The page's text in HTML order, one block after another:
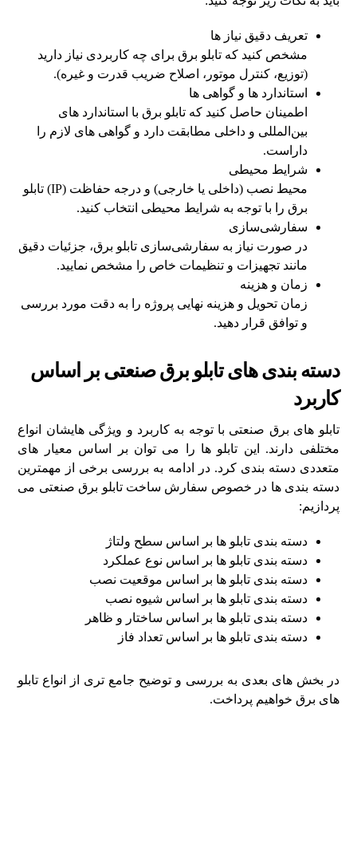
تعریف دقیق نیاز ها
مشخص کنید که تابلو برق برای چه کاربردی نیاز دارید
(توزیع، کنترل موتور، اصلاح ضریب قدرت و غیره).
استاندارد ها و گواهی ‌ها
اطمینان حاصل کنید که تابلو برق با استاندارد های
بین‌المللی و داخلی مطابقت دارد و گواهی ‌های لازم را
داراست.
شرایط محیطی
محیط نصب (داخلی یا خارجی) و درجه حفاظت (IP) تابلو
برق را با توجه به شرایط محیطی انتخاب کنید.
سفارشی‌سازی
در صورت نیاز به سفارشی‌سازی تابلو برق، جزئیات دقیق
مانند تجهیزات و تنظیمات خاص را مشخص نمایید.
زمان و هزینه
زمان تحویل و هزینه نهایی پروژه را به دقت مورد بررسی
و توافق قرار دهید.
دسته‌ بندی‌ های تابلو برق صنعتی بر اساس
کاربرد
تابلو های برق صنعتی با توجه به کاربرد و ویژگی ‌هایشان انواع
مختلفی دارند. این تابلو ها را می ‌توان بر اساس معیار های
متعددی دسته‌ بندی کرد. در ادامه به بررسی برخی از مهمترین
دسته‌ بندی ‌ها در خصوص سفارش ساخت تابلو برق صنعتی می‌
پردازیم:
دسته‌ بندی تابلو ها بر اساس سطح ولتاژ
دسته‌ بندی تابلو ها بر اساس نوع عملکرد
دسته‌ بندی تابلو ها بر اساس موقعیت نصب
دسته‌ بندی تابلو ها بر اساس شیوه نصب
دسته‌ بندی تابلو ها بر اساس ساختار و ظاهر
دسته‌ بندی تابلو ها بر اساس تعداد فاز
در بخش ‌های بعدی به بررسی و توضیح جامع‌ تری از انواع تابلو
های برق خواهیم پرداخت.